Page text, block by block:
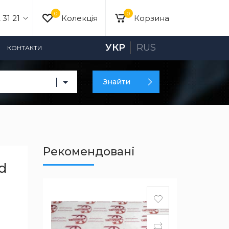
0 Корзина
21 0 Колекція
КОНТАКТИ УКР RUS
Знайти
Рекомендовані